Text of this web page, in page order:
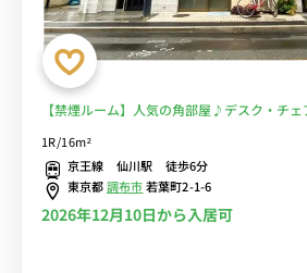
【禁煙ルーム】人気の角部屋♪デスク・チ
明大前駅や新宿駅へ乗換なしでアクセス■選
中！
1R/16m²
京王線 仙川駅 徒歩6分
東京都調布市若葉町2-1-6
2026年12月10日から入居可